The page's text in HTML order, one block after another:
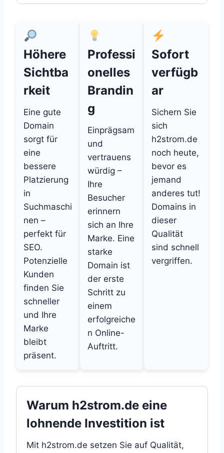
Höhere
Sichtba
rkeit
Eine gute
Domain
sorgt für
eine
bessere
Platzierung
in
Suchmaschi
nen –
perfekt für
SEO.
Potenzielle
Kunden
finden Sie
schneller
und Ihre
Marke
bleibt
präsent.
Professi
onelles
Brandin
g
Einprägsam
und
vertrauens
würdig –
Ihre
Besucher
erinnern
sich an Ihre
Marke. Eine
starke
Domain ist
der erste
Schritt zu
einem
erfolgreiche
n Online-
Auftritt.
Sofort
verfügb
ar
Sichern Sie
sich
h2strom.de
noch heute,
bevor es
jemand
anderes tut!
Domains in
dieser
Qualität
sind schnell
vergriffen.
Warum h2strom.de eine
lohnende Investition ist
Mit h2strom.de setzen Sie auf Qualität,